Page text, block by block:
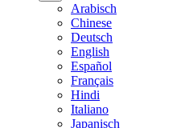
Arabisch
Chinese
Deutsch
English
Español
Français
Hindi
Italiano
Japanisch